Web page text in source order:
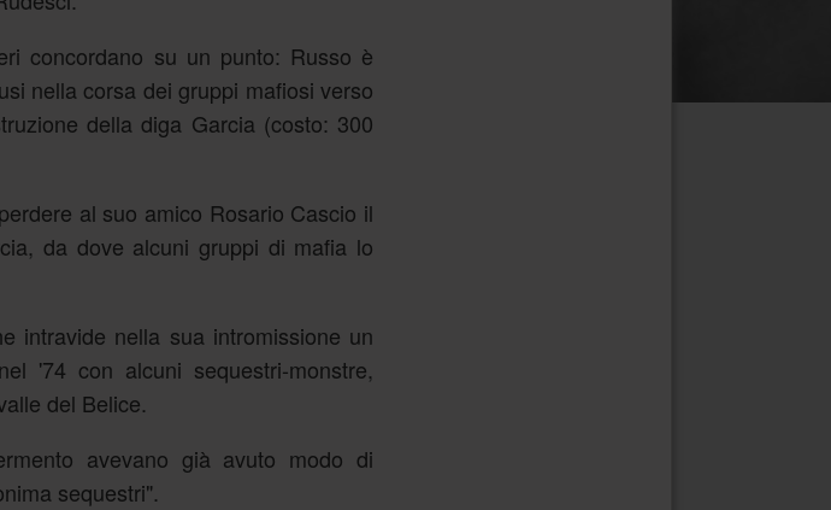
concordano su un punto: Russo è
nella corsa dei gruppi mafiosi verso
della diga Garcia (costo: 300
al suo amico Rosario Cascio il
da dove alcuni gruppi di mafia lo
intravide nella sua intromissione un
'74 con alcuni sequestri-monstre,
del Belice.
avevano già avuto modo di
sequestri".